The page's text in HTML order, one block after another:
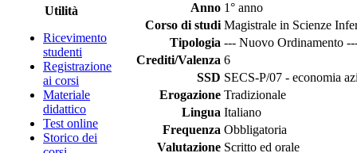
Utilità
Ricevimento
studenti
Registrazione
ai corsi
Materiale
didattico
Test online
Storico dei
Anno 1° anno
Corso di studi Magistrale in Scienze
Tipologia --- Nuovo Ordinamento
Crediti/Valenza 6
SSD SECS-P/07 - economia
Erogazione Tradizionale
Lingua Italiano
Frequenza Obbligatoria
Valutazione Scritto ed orale